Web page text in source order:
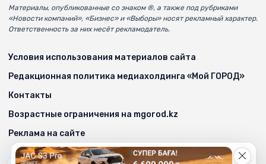
Материалы, опубликованные со знаком ®, а также под рубриками
«Новости компаний», «Бизнес» и «Выборы» носят рекламный характер.
Ответственность за них несёт рекламодатель.
Условия использования материалов сайта
Редакционная политика медиахолдинга «Мой ГОРОД»
Контакты
Возрастные ограничения на mgorod.kz
Реклама на сайте
Телефон редакции